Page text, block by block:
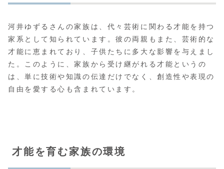
河井ゆずるさんの家族は、代々芸術に関わる才能を持つ
家系として知られています。彼の両親もまた、芸術的な
才能に恵まれており、子供たちに多大な影響を与えまし
た。このように、家族から受け継がれる才能というの
は、単に技術や知識の伝達だけでなく、創造性や表現の
自由を愛する心も含まれています。
才能を育む家族の環境